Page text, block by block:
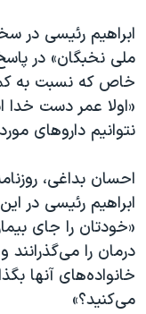
قانون شفافیت
اعتراضات مردمی آبان
اسرائیل در جنگ
همایش
صفحه‌های ویژه
سفر پرزیدنت ترامپ
ابراهیم رئیسی در
ملی نخبگان» در
خاص که نسبت به
«اولا عمر دست خدا
نتوانیم داروهای
احسان بداغی،
ابراهیم رئیسی در
«خودتان را جای
درمان را
خانواده‌های آنها
می‌کنید؟»